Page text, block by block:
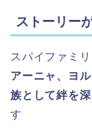
ストーリー
スパイファミ
アーニャ、ヨ
族として絆を
す